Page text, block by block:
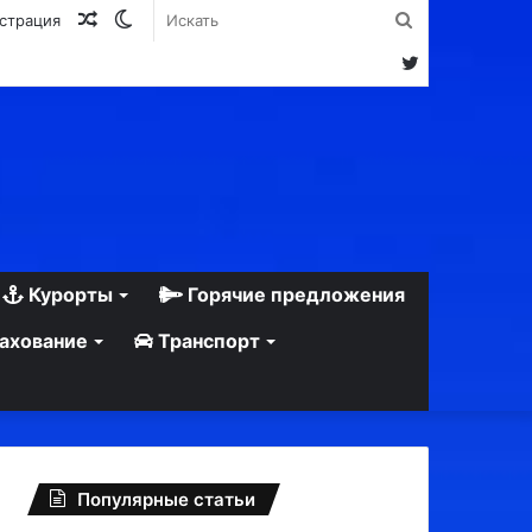
Switch
Случайная
Twitter
Курорты
Горячие предложения
Транспорт
Популярные статьи